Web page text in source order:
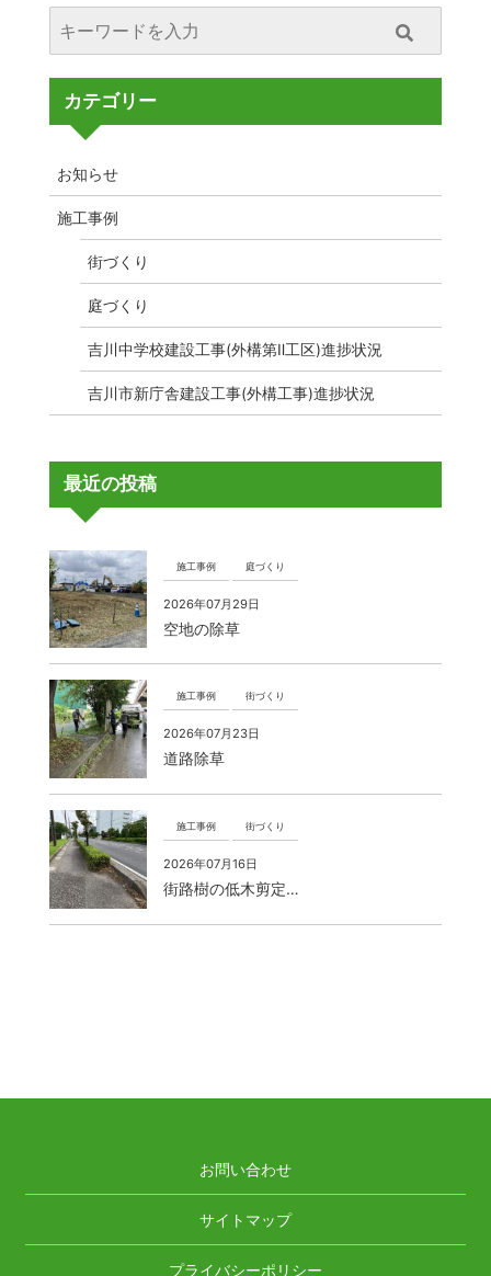
カテゴリー
お知らせ
施工事例
街づくり
庭づくり
吉川中学校建設工事(外構第Ⅱ工区)進捗状況
吉川市新庁舎建設工事(外構工事)進捗状況
最近の投稿
施工事例 庭づくり
2026年07月29日
空地の除草
施工事例 街づくり
2026年07月23日
道路除草
施工事例 街づくり
2026年07月16日
街路樹の低木剪定…
お問い合わせ
サイトマップ
プライバシーポリシー